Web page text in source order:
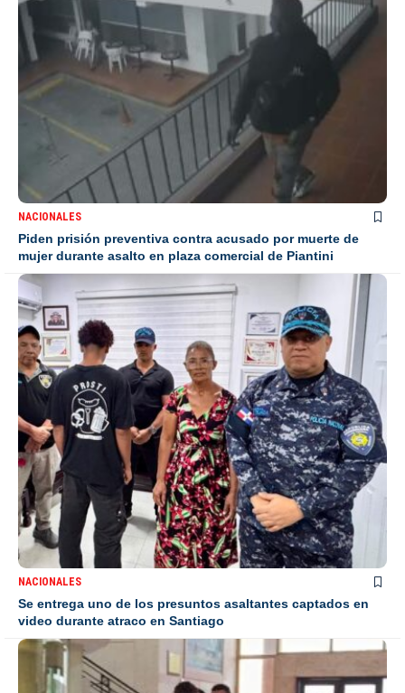
NACIONALES
Piden prisión preventiva contra acusado por muerte de
mujer durante asalto en plaza comercial de Piantini
NACIONALES
Se entrega uno de los presuntos asaltantes captados en
video durante atraco en Santiago